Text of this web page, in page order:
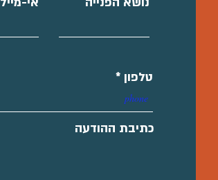
טלפון
כתיבת ההודעה